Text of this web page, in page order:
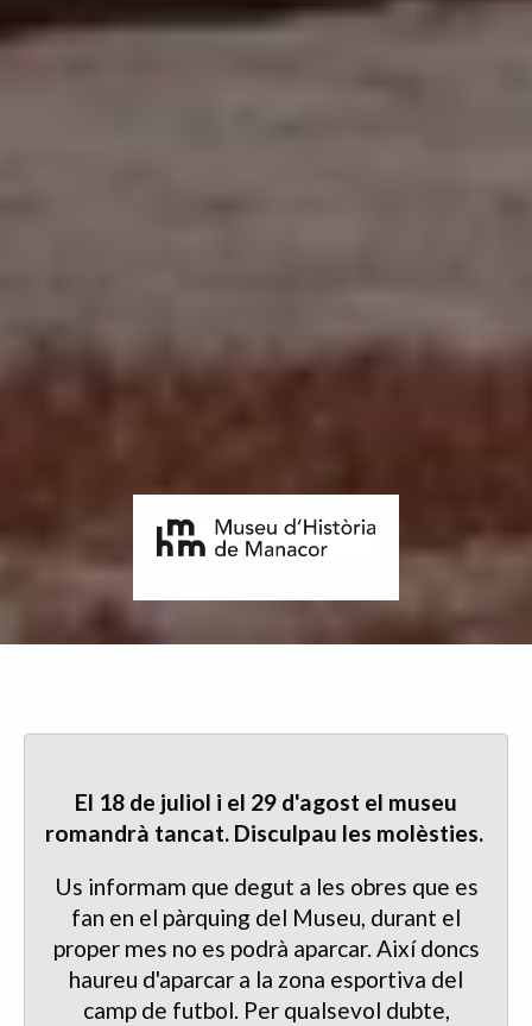
El 18 de juliol i el 29 d'agost el museu
romandrà tancat. Disculpau les molèsties.
Us informam que degut a les obres que es
fan en el pàrquing del Museu, durant el
proper mes no es podrà aparcar. Així doncs
haureu d'aparcar a la zona esportiva del
camp de futbol. Per qualsevol dubte,